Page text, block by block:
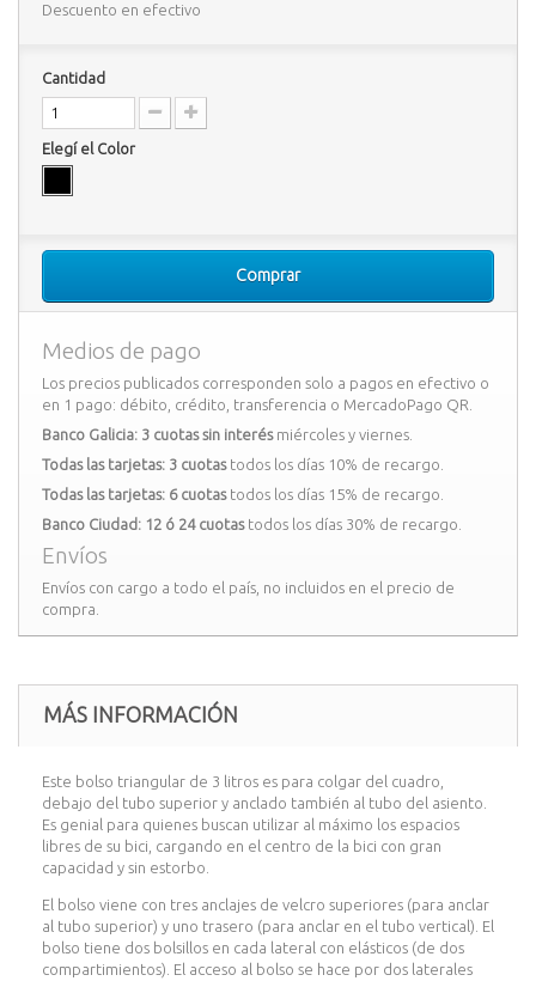
Descuento en efectivo
Cantidad
Elegí el Color
Comprar
Medios de pago
Los precios publicados corresponden solo a pagos en efectivo o
en 1 pago: débito, crédito, transferencia o MercadoPago QR.
Banco Galicia: 3 cuotas sin interésmiércoles y viernes.
Todas las tarjetas: 3 cuotastodos los días 10% de recargo.
Todas las tarjetas: 6 cuotastodos los días 15% de recargo.
Banco Ciudad: 12 ó 24 cuotastodos los días 30% de recargo.
Envíos
Envíos con cargo a todo el país, no incluidos en el precio de
compra.
MÁS INFORMACIÓN
Este bolso triangular de 3 litros es para colgar del cuadro,
debajo del tubo superior y anclado también al tubo del asiento.
Es genial para quienes buscan utilizar al máximo los espacios
libres de su bici, cargando en el centro de la bici con gran
capacidad y sin estorbo.
El bolso viene con tres anclajes de velcro superiores (para anclar
al tubo superior) y uno trasero (para anclar en el tubo vertical). El
bolso tiene dos bolsillos en cada lateral con elásticos (de dos
compartimientos). El acceso al bolso se hace por dos laterales